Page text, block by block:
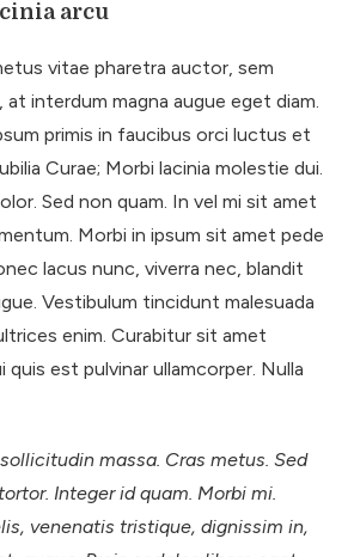
arcu
vitae pharetra auctor, sem
at interdum magna augue eget diam.
primis in faucibus orci luctus et
Curae; Morbi lacinia molestie dui.
Sed non quam. In vel mi sit amet
Morbi in ipsum sit amet pede
lacus nunc, viverra nec, blandit
Vestibulum tincidunt malesuada
enim. Curabitur sit amet
quis est pulvinar ullamcorper. Nulla
massa. Cras metus. Sed
Integer id quam. Morbi mi.
venenatis tristique, dignissim in,